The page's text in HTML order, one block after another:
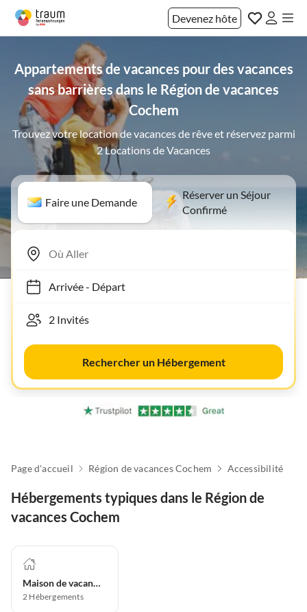
Devenez hôte
Appartements de vacances pour des vacances
sans barrières dans le Région de vacances
Cochem
Trouvez votre location de vacances de rêve et réservez parmi
2 Locations de Vacances
Faire une Demande
Réserver un Séjour
Confirmé
Arrivée- Départ
Rechercher un Hébergement
Page d'accueil Région de vacances Cochem Accessibilité
Hébergements typiques dans le Région de
vacances Cochem
Maison de vacances
2 Hébergements